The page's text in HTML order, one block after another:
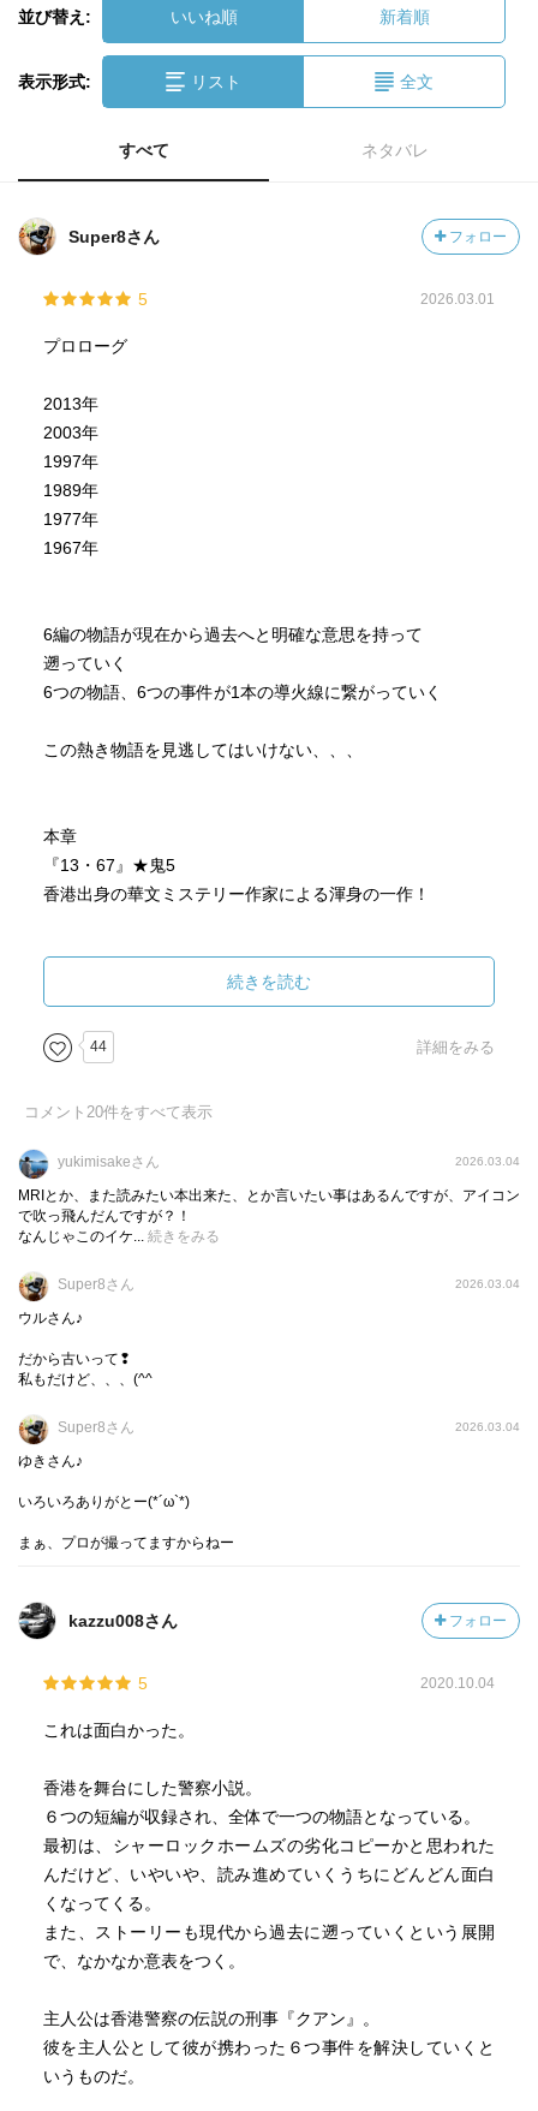
並び替え: いいね順 新着順
表示形式: リスト 全文
すべて ネタバレ
Super8さん フォロー
5 2026.03.01
プロローグ
2013年
2003年
1997年
1989年
1977年
1967年
6編の物語が現在から過去へと明確な意思を持って
遡っていく
6つの物語、6つの事件が1本の導火線に繋がっていく
この熱き物語を見逃してはいけない、、、
本章
『13・67』★鬼5
香港出身の華文ミステリー作家による渾身の一作！
週刊文春ミステリーベスト10 1位
このミステリーがすごい 海外編 2位
本格ミステリーベスト10 1位
翻訳ミステリー 読書賞
凄いなコレ！
凄いぞコレ！
謎の題名は、現在2013年から過去1967年の約50年間を6編
の連作短編でフラッシュバックしていく物語
主人公である、天眼と云われた伝説の刑事クワンが
現在2013年の逝くシーンのエピソードから
時代を遡っていく
各エピソードのミステリー度合いも秀逸
相まって、この上なく紫玉の時が体現できる
1967年の最終話エピソードを読み終えた時
の登場人物の歴史と繋がりに驚愕と感嘆とを味わい、巻頭
話である2013年を再度、読みたくなってしまう！
全ミステリーファンに読んでほしい作品である！
エピローグ
未来や答えが分かっているにも関わらず、
この面白さ、魅力は一体なんなのか!!?
香港の返還前と返還後の歴史が垣間見れるだけでなく、当
り入れている点も誠に素晴らしい
続きを読む
44 詳細をみる
コメント 20件をすべて表示
yukimisakeさん 2026.03.04
MRIとか、また読みたい本出来た、とか言いたい事はあるんですが、アイコン
で吹っ飛んだんですが？！
なんじゃこのイケ... 続きをみる
Super8さん 2026.03.04
ウルさん♪
だから古いって❢
私もだけど、、、(^^ゞ
Super8さん 2026.03.04
ゆきさん♪
いろいろありがとー(*´ω`*)
まぁ、プロが撮ってますからねー
kazzu008さん フォロー
5 2020.10.04
これは面白かった。
香港を舞台にした警察小説。
６つの短編が収録され、全体で一つの物語となっている。
最初は、シャーロックホームズの劣化コピーかと思われた
んだけど、いやいや、読み進めていくうちにどんどん面白
くなってくる。
また、ストーリーも現代から過去に遡っていくという展開
で、なかなか意表をつく。
主人公は香港警察の伝説の刑事『クアン』。
彼を主人公として彼が携わった６つ事件を解決していくと
いうものだ。